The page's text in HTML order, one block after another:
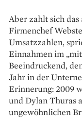
Aber zahlt sich
Firmenchef
Umsatzzahlen,
Einnahmen im
Beeindruckend,
Jahr in der
Erinnerung: 2009
und Dylan Thuras
ungewöhnlichen